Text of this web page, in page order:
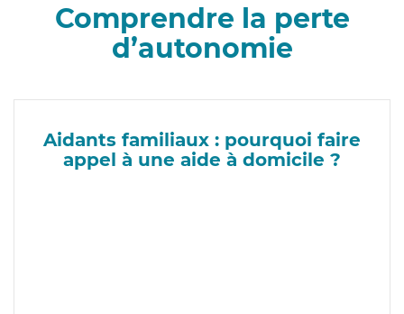
Comprendre la perte
d’autonomie
Aidants familiaux : pourquoi faire
appel à une aide à domicile ?